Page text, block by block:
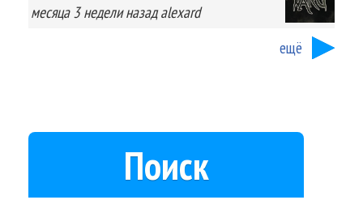
месяца 3 неделиназад alexard
ещё
Поиск